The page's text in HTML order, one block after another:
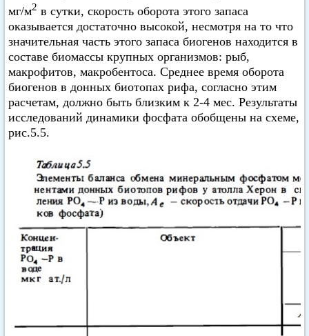
мг/м2 в сутки, скорость оборота этого запаса
оказывается достаточно высокой, несмотря на то что
значительная часть этого запаса биогенов находится в
составе биомассы крупных организмов: рыб,
макрофитов, макробентоса. Среднее время оборота
биогенов в донных биотопах рифа, согласно этим
расчетам, должно быть близким к 2-4 мес. Результаты
исследований динамики фосфата обобщены на схеме,
рис.5.5.